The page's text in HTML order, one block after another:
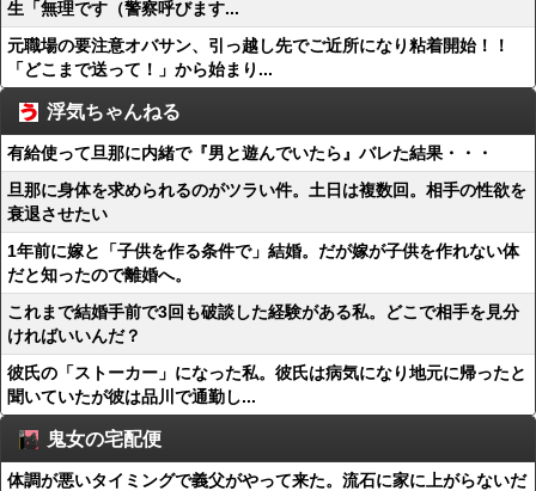
生「無理です（警察呼びます...
元職場の要注意オバサン、引っ越し先でご近所になり粘着開始！！
「どこまで送って！」から始まり...
浮気ちゃんねる
有給使って旦那に内緒で『男と遊んでいたら』バレた結果・・・
旦那に身体を求められるのがツラい件。土日は複数回。相手の性欲を
衰退させたい
1年前に嫁と「子供を作る条件で」結婚。だが嫁が子供を作れない体
だと知ったので離婚へ。
これまで結婚手前で3回も破談した経験がある私。どこで相手を見分
ければいいんだ？
彼氏の「ストーカー」になった私。彼氏は病気になり地元に帰ったと
聞いていたが彼は品川で通勤し...
鬼女の宅配便
体調が悪いタイミングで義父がやって来た。流石に家に上がらないだ